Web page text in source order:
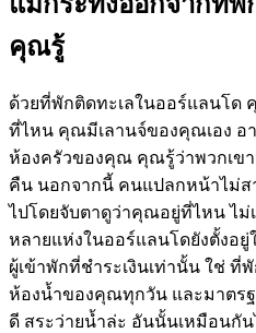
คุณรู้
ด้วยที่พักติดทะเลในออร์แลนโด
ที่ไหน คุณมีเลานจ์ของคุณเอง อ
ห้องครัวของคุณ คุณรู้ว่าพวกเข
คืน นอกจากนี้ คนแปลกหน้าไม่
ไปโดยจับตาดูว่าคุณอยู่ที่ไหน ไม่
หลายแห่งในออร์แลนโดยังตั้งอ
ผู้เข้าพักที่ชำระเงินเท่านั้น ใช่ ที่
ห้องน้ำของคุณทุกวัน และมาตร
ดี สระว่ายน้ำล่ะ อันนั้นเหมือนกั